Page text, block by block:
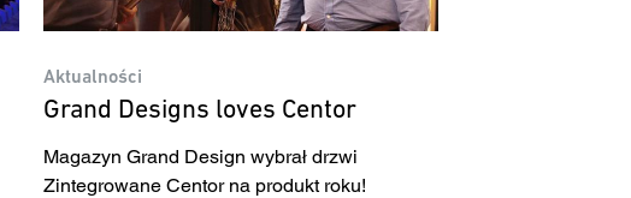
Aktualności
Grand Designs loves Centor
Magazyn Grand Design wybrał drzwi
Zintegrowane Centor na produkt roku!